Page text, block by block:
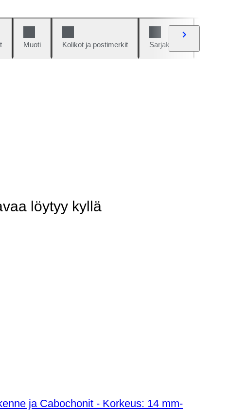
Muoti Kolikot ja postimerkit Sarjakuvat
löytyy kyllä
ja Cabochonit - Korkeus: 14 mm-